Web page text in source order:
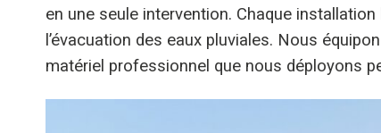
en une seule intervention. Chaque
l’évacuation des eaux pluviales. Nous
matériel professionnel que nous déployons